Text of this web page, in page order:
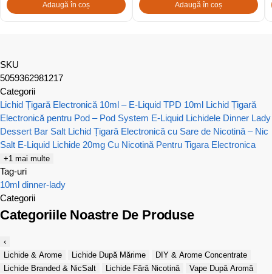
Adaugă în coș Adaugă în coș
SKU
5059362981217
Categorii
Lichid Țigară Electronică 10ml – E-Liquid TPD 10ml Lichid Țigară
Electronică pentru Pod – Pod System E-Liquid Lichidele Dinner Lady
Dessert Bar Salt Lichid Țigară Electronică cu Sare de Nicotină – Nic
Salt E-Liquid Lichide 20mg Cu Nicotină Pentru Tigara Electronica
+1 mai multe
Tag-uri
10ml dinner-lady
Categorii
Categoriile Noastre De Produse
‹
Lichide & Arome
Lichide După Mărime
DIY & Arome Concentrate
Lichide Branded & NicSalt
Lichide Fără Nicotină
Vape După Aromă